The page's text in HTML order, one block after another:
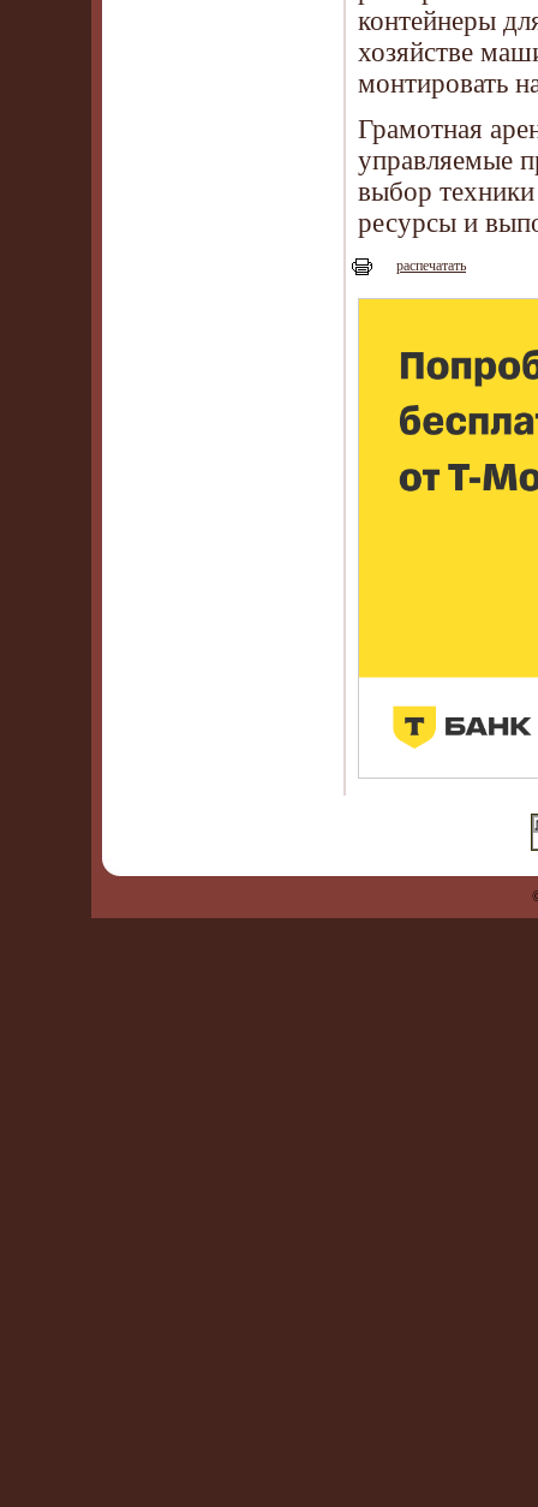
контейнеры
хозяйстве
монтировать
Грамотная
управляемые
выбор
ресурсы и
распечатать